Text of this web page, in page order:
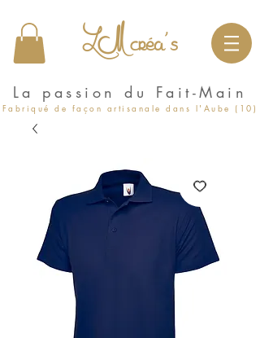
LM créa's
La passion du Fait-Main
Fabriqué de façon artisanale dans l'Aube (10)